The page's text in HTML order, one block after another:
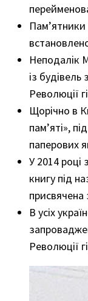
Пам’ятники
Неподалік
із
Революції
Щорічно в
пам’яті»,
паперових
У 2014 році
книгу під
В усіх
Революції